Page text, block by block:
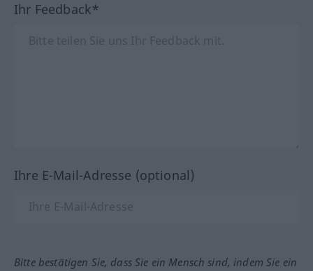
Ihr Feedback*
Ihre E-Mail-Adresse (optional)
Bitte bestätigen Sie, dass Sie ein Mensch sind, indem Sie ein